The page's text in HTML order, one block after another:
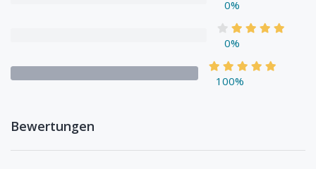
0%
0%
100%
Bewertungen